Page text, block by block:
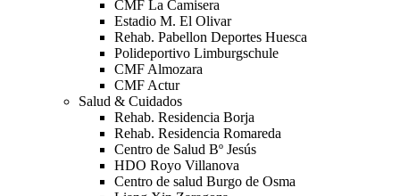
CMF La Camisera
Estadio M. El Olivar
Rehab. Pabellon Deportes Huesca
Polideportivo Limburgschule
CMF Almozara
CMF Actur
Salud & Cuidados
Rehab. Residencia Borja
Rehab. Residencia Romareda
Centro de Salud Bº Jesús
HDO Royo Villanova
Centro de salud Burgo de Osma